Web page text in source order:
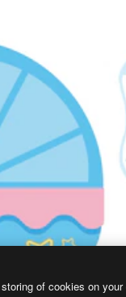
of cookies on